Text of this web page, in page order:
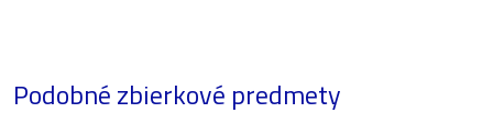
Podobné zbierkové predmety